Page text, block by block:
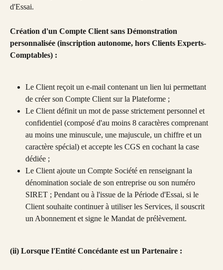
d'Essai.
Création d'un Compte Client sans Démonstration
personnalisée (inscription autonome, hors Clients Experts-
Comptables) :
Le Client reçoit un e-mail contenant un lien lui permettant
de créer son Compte Client sur la Plateforme ;
Le Client définit un mot de passe strictement personnel et
confidentiel (composé d'au moins 8 caractères comprenant
au moins une minuscule, une majuscule, un chiffre et un
caractère spécial) et accepte les CGS en cochant la case
dédiée ;
Le Client ajoute un Compte Société en renseignant la
dénomination sociale de son entreprise ou son numéro
SIRET ; Pendant ou à l'issue de la Période d'Essai, si le
Client souhaite continuer à utiliser les Services, il souscrit
un Abonnement et signe le Mandat de prélèvement.
(ii) Lorsque l'Entité Concédante est un Partenaire :